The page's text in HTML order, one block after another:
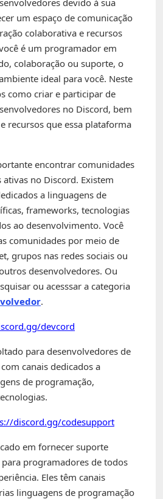
um espaço de comunicação
colaborativa e recursos
é um programador em
colaboração ou suporte, o
ideal para você. Neste
como criar e participar de
no Discord, bem
recursos que essa plataforma
encontrar comunidades
no Discord. Existem
a linguagens de
frameworks, tecnologias
ao desenvolvimento. Você
comunidades por meio de
grupos nas redes sociais ou
desenvolvedores. Ou
ou acesssar a categoria
.
devcord
para desenvolvedores de
canais dedicados a
de programação,
discord.gg/codesupport
em fornecer suporte
programadores de todos
Eles têm canais
linguagens de programação